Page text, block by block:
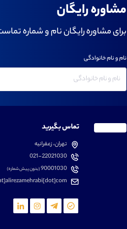
مشاوره رایگان
برای مشاوره رایگان نام و شماره تماست
نام و نام خانوادگی
تماس بگیرید
تهران، زعفرانیه
021-22021030
90001030(بدون پیش شماره)